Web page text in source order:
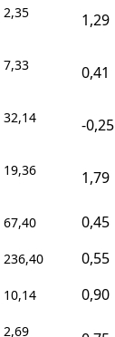
2,35 1,29
7,33 0,41
32,14 -0,25
19,36 1,79
67,40 0,45
236,40 0,55
10,14 0,90
2,69